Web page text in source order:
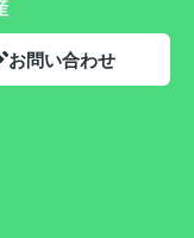
お問い合わせ